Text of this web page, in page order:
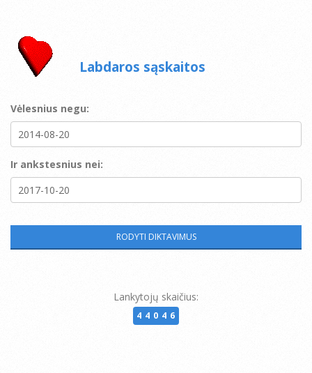
Labdaros sąskaitos
Vėlesnius negu:
Ir ankstesnius nei:
Lankytojų skaičius:
44046